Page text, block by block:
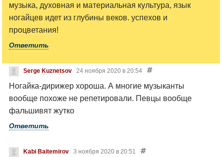
музыка, духовная и материальная культура, язык
ногайцев идет из глубины веков. успехов и
процветания!
Ответить
Serge Kuznetsov 24 ноября 2020 в 20:54
Ногайка-дирижер хороша. А многие музыканты
вообще похоже не репетировали. Певцы вообще
фальшивят жутко
Ответить
Kabi Baitemirov 3 ноября 2020 в 20:51